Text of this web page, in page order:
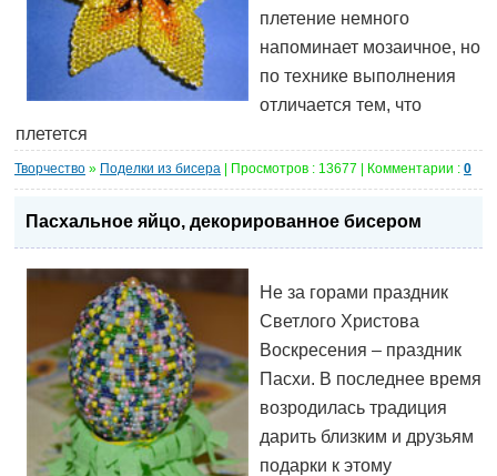
плетение немного
напоминает мозаичное, но
по технике выполнения
отличается тем, что
плетется
Творчество » Поделки из бисера | Просмотров : 13677 | Комментарии : 0
Пасхальное яйцо, декорированное бисером
Не за горами праздник
Светлого Христова
Воскресения – праздник
Пасхи. В последнее время
возродилась традиция
дарить близким и друзьям
подарки к этому